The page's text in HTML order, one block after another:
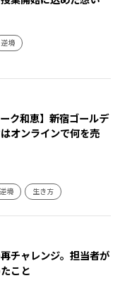
逆境
ーク和恵】新宿ゴールデ
オンラインで何を売
逆境 生き方
チャレンジ。担当者が
こと